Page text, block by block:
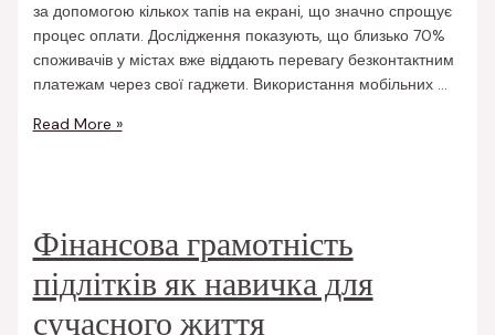
за допомогою кількох тапів на екрані, що значно спрощує
процес оплати. Дослідження показують, що близько 70%
споживачів у містах вже віддають перевагу безконтактним
платежам через свої гаджети. Використання мобільних …
Read More »
Фінансова грамотність
підлітків як навичка для
сучасного життя